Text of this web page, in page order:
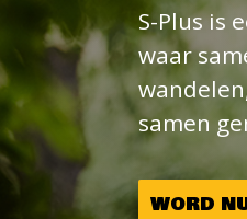
S-Plus is
waar
samen
WORD